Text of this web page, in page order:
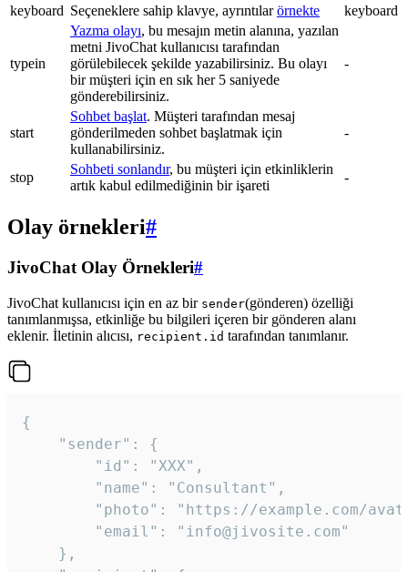
keyboard Seçeneklere sahip klavye, ayrıntılarörnekte keyboard
typein
Yazma olayı, bu mesajın metin alanına, yazılan
metni JivoChat kullanıcısı tarafından
görülebilecek şekilde yazabilirsiniz. Bu olayı
bir müşteri için en sık her 5 saniyede
gönderebilirsiniz.
-
start
Sohbet başlat. Müşteri tarafından mesaj
gönderilmeden sohbet başlatmak için
kullanabilirsiniz.
-
stop
Sohbeti sonlandır, bu müşteri için etkinliklerin
artık kabul edilmediğinin bir işareti
-
Olay örnekleri#
JivoChat Olay Örnekleri#
JivoChat kullanıcısı için en az bir sender(gönderen) özelliği
tanımlanmışsa, etkinliğe bu bilgileri içeren bir gönderen alanı
eklenir. İletinin alıcısı, recipient.id tarafından tanımlanır.
{